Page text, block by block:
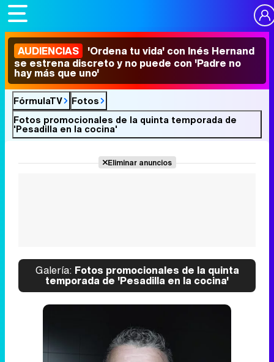
AUDIENCIAS 'Ordena tu vida' con Inés Hernand
se estrena discreto y no puede con 'Padre no
hay más que uno'
FórmulaTV
Fotos
Fotos promocionales de la quinta temporada de
'Pesadilla en la cocina'
Eliminar anuncios
Galería: Fotos promocionales de la quinta
temporada de 'Pesadilla en la cocina'